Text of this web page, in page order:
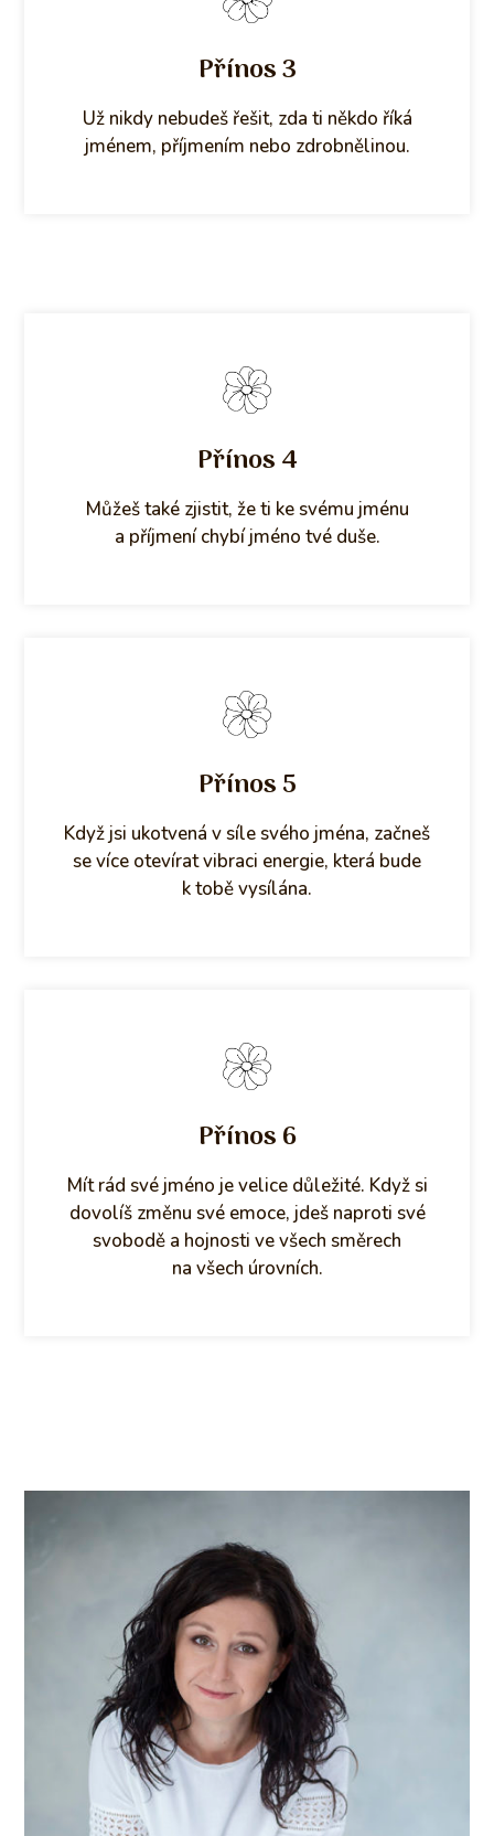
Přínos 3
Už nikdy nebudeš řešit, zda ti někdo říká
jménem, příjmením nebo zdrobnělinou.
Přínos 4
Můžeš také zjistit, že ti ke svému jménu
a příjmení chybí jméno tvé duše.
Přínos 5
Když jsi ukotvená v síle svého jména, začneš
se více otevírat vibraci energie, která bude
k tobě vysílána.
Přínos 6
Mít rád své jméno je velice důležité. Když si
dovolíš změnu své emoce, jdeš naproti své
svobodě a hojnosti ve všech směrech
na všech úrovních.